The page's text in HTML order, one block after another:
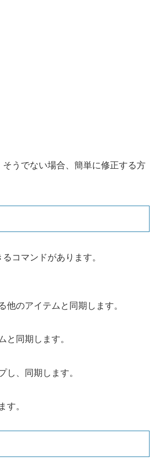
うでない場合、簡単に修正する方
コマンドがあります。
他のアイテムと同期します。
と同期します。
し、同期します。
す。